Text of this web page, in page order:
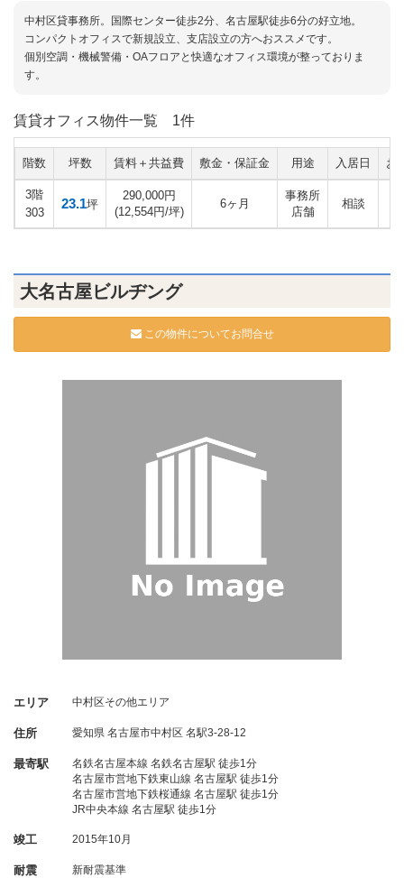
中村区貸事務所。国際センター徒歩2分、名古屋駅徒歩6分の好立地。
コンパクトオフィスで新規設立、支店設立の方へおススメです。
個別空調・機械警備・OAフロアと快適なオフィス環境が整っておりま
す。
賃貸オフィス物件一覧 1件
階数 坪数 賃料＋共益費 敷金・保証金 用途 入居日 お
3階
303
23.1坪
290,000円
(12,554円/坪)
6ヶ月
事務所
店舗
相談
大名古屋ビルヂング
この物件についてお問合せ
エリア 中村区その他エリア
住所 愛知県 名古屋市中村区 名駅3-28-12
最寄駅
名鉄名古屋本線 名鉄名古屋駅 徒歩1分
名古屋市営地下鉄東山線 名古屋駅 徒歩1分
名古屋市営地下鉄桜通線 名古屋駅 徒歩1分
JR中央本線 名古屋駅 徒歩1分
竣工 2015年10月
耐震 新耐震基準